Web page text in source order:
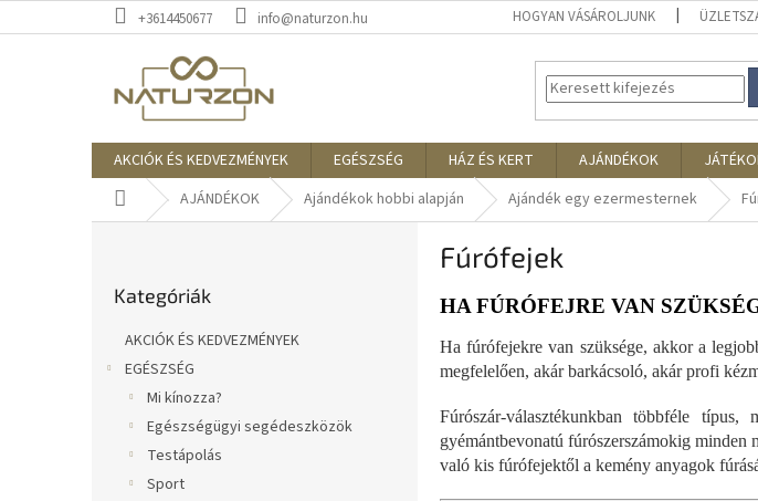
a
+3614450677 info@naturzon.hu HOGYAN VÁSÁROLJUNK
AKCIÓK ÉS KEDVEZMÉNYEK EGÉSZSÉG HÁZ ÉS KERT AJÁNDÉKOK
KezdőlapAJÁNDÉKOK Ajándékok hobbi alapján Ajándék egy ezermesternek
átugrása
Kategóriák
AKCIÓK ÉS KEDVEZMÉNYEK
EGÉSZSÉG
Mi kínozza?
Egészségügyi segédeszközök
Testápolás
Sport
Fúrófejek
HA FÚRÓFEJRE VAN
Ha fúrófejekre van szüksége, akkor a
megfelelően, akár barkácsoló, akár profi
Fúrószár-választékunkban többféle
gyémántbevonatú fúrószerszámokig
való kis fúrófejektől a kemény anyagok